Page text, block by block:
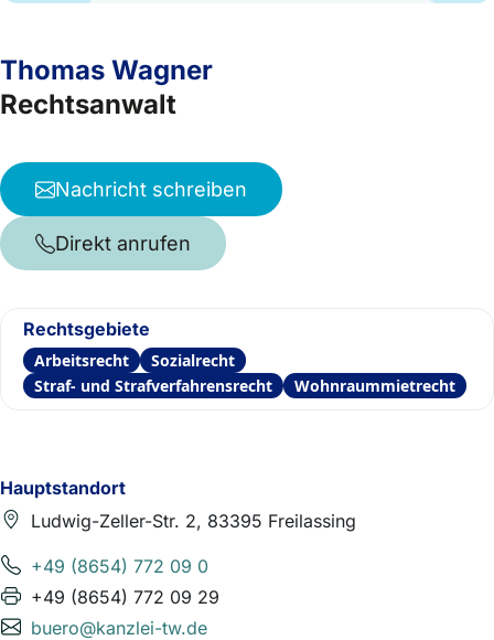
Hauptstandort
Ludwig-Zeller-Str. 2, 83395 Freilassing
+49 (8654) 772 09 0
+49 (8654) 772 09 29
buero@kanzlei-tw.de
Thomas Wagner
Rechtsanwalt
Nachricht schreiben
Direkt anrufen
Rechtsgebiete
Arbeitsrecht
Sozialrecht
Straf- und Strafverfahrensrecht
Wohnraummietrecht